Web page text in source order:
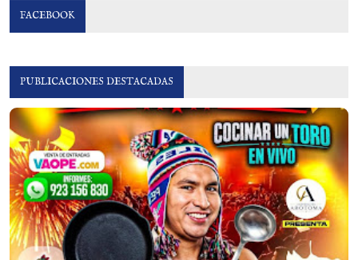
FACEBOOK
PUBLICACIONES DESTACADAS